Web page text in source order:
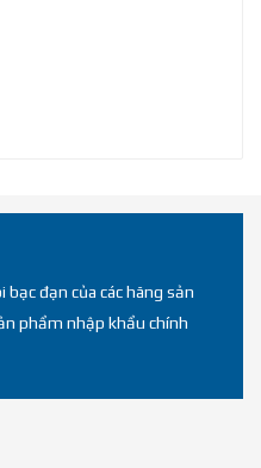
bạc đạn của các hãng sản
phẩm nhập khẩu chính